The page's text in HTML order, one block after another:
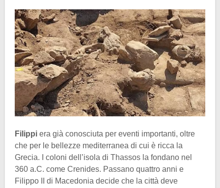
Filippi era già conosciuta per eventi importanti, oltre
che per le bellezze mediterranea di cui è ricca la
Grecia. I coloni dell’isola di Thassos la fondano nel
360 a.C. come Crenides. Passano quattro anni e
Filippo II di Macedonia decide che la città deve